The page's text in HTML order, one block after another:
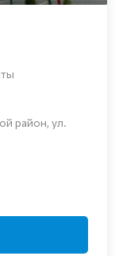
район, ул.